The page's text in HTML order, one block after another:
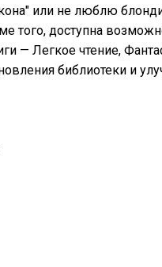
или не люблю
доступна
— Легкое чтение,
библиотеки и